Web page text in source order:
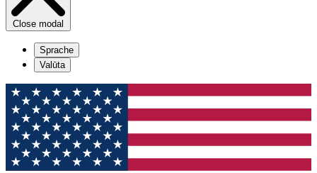
Close modal
Sprache
Valūta